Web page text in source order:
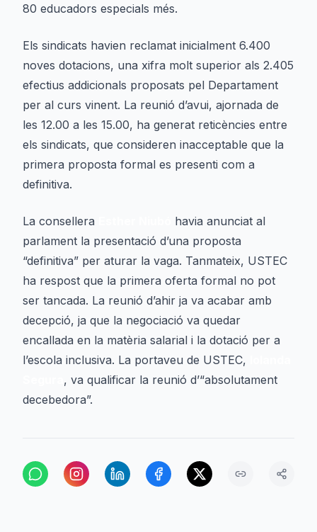
80 educadors especials més.
Els sindicats havien reclamat inicialment 6.400
noves dotacions, una xifra molt superior als 2.405
efectius addicionals proposats pel Departament
per al curs vinent. La reunió d’avui, ajornada de
les 12.00 a les 15.00, ha generat reticències entre
els sindicats, que consideren inacceptable que la
primera proposta formal es presenti com a
definitiva.
La consellera
havia anunciat al
parlament la presentació d’una proposta
“definitiva” per aturar la vaga. Tanmateix, USTEC
ha respost que la primera oferta formal no pot
ser tancada. La reunió d’ahir ja va acabar amb
decepció, ja que la negociació va quedar
encallada en la matèria salarial i la dotació per a
l’escola inclusiva. La portaveu de USTEC,
, va qualificar la reunió d’“absolutament
decebedora”.